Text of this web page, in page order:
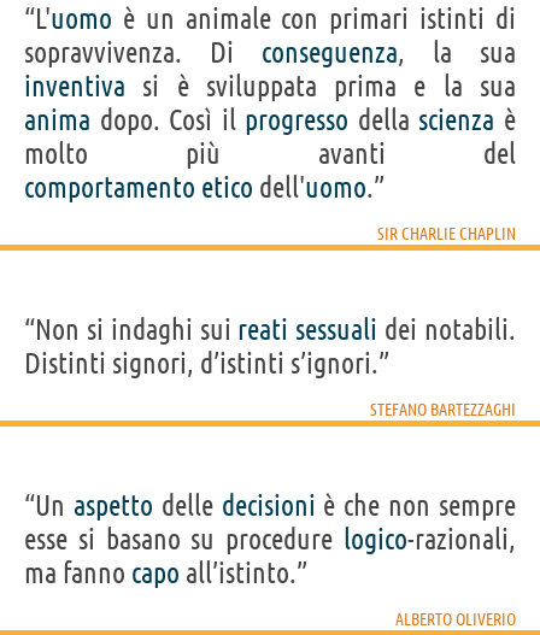
“L'uomo è un animale con primari istinti di
sopravvivenza. Di conseguenza, la sua
inventiva si è sviluppata prima e la sua
anima dopo. Così il progresso della scienza è
molto più avanti del
comportamento etico dell'uomo.”
SIR CHARLIE CHAPLIN
“Non si indaghi sui reati sessuali dei notabili.
Distinti signori, d’istinti s’ignori.”
STEFANO BARTEZZAGHI
“Un aspetto delle decisioni è che non sempre
esse si basano su procedure logico-razionali,
ma fanno capo all’istinto.”
ALBERTO OLIVERIO